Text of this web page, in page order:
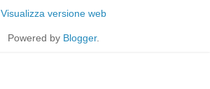
Visualizza versione web
Powered by Blogger.